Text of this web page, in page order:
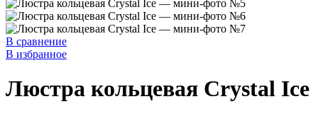
В сравнение
В избранное
Люстра кольцевая Crystal Ice